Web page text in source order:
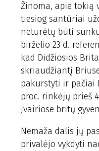
Žinoma, apie tokią
tiesiog santūriai
neturėtų būti
birželio 23 d.
kad Didžiosios
skriaudžiantį
pakurstyti ir pačiai
proc. rinkėjų prieš
įvairiose britų
Nemaža dalis jų
privalėjo vykdyti